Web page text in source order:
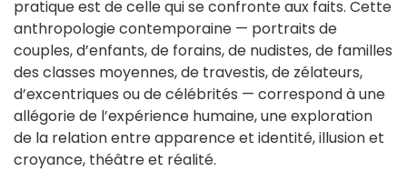
pratique est de celle qui se confronte aux faits. Cette
anthropologie contemporaine — portraits de
couples, d’enfants, de forains, de nudistes, de familles
des classes moyennes, de travestis, de zélateurs,
d’excentriques ou de célébrités — correspond à une
allégorie de l’expérience humaine, une exploration
de la relation entre apparence et identité, illusion et
croyance, théâtre et réalité.